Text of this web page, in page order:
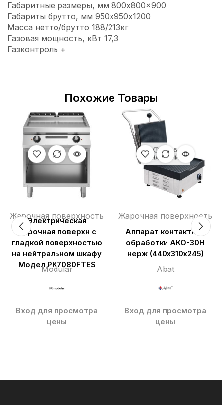
Габаритные размеры, мм 800x800x900
Габариты брутто, мм 950х950х1200
Масса нетто/брутто 188/213кг
Газовая мощность, кВт 17,3
Газконтроль +
Похожие Товары
Жарочная поверхность
Электрическая
жарочная поверхн с
гладкой поверхностью
на нейтральном шкафу
Модел PK7080FTES
Modular
Вход для просмотра
цены
НЕТ В
НАЛИЧИИ
Жарочная поверхность
Аппарат контактной
обработки АКО-30Н
нерж (440х310х245)
Abat
Вход для просмотра
цены